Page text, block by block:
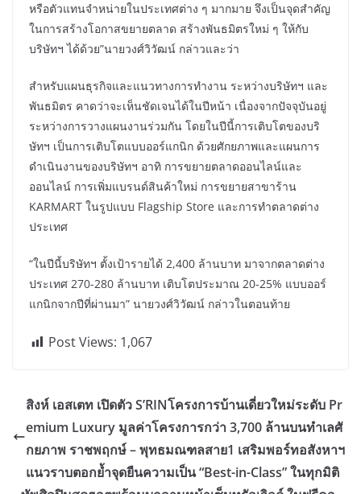
หรือตัวแทนจำหน่ายในประเทศต่าง ๆ มากมาย จึงเป็นจุดสำคัญ
ในการสร้างโอกาสขยายตลาด สร้างพันธมิตรใหม่ ๆ ให้กับ
บริษัทฯ ได้ด้วย”นายวงศ์วิวัฒน์ กล่าวและว่า
สำหรับแผนธุรกิจและแนวทางการทำงาน ระหว่างบริษัทฯ และ
พันธมิตร คาดว่าจะเห็นชัดเจนได้ในปีหน้า เนื่องจากปัจจุบันอยู่
ระหว่างการวางแผนงานร่วมกัน โดยในปีนี้การเติบโตของบริ
ษัทฯ เป็นการเติบโตแบบออร์แกนิก ด้วยศักยภาพและแผนการ
ดำเนินงานของบริษัทฯ อาทิ การขยายตลาดออนไลน์และ
ออนไลน์ การเพิ่มแบรนด์สินค้าใหม่ การขยายสาขาร้าน
KARMART ในรูปแบบ Flagship Store และการทำตลาดต่าง
ประเทศ
“ในปีนี้บริษัทฯ ตั้งเป้ารายได้ 2,400 ล้านบาท มาจากตลาดต่าง
ประเทศ 270-280 ล้านบาท เติบโตประมาณ 20-25% แบบออร์
แกนิกจากปีที่ผ่านมา” นายวงศ์วิวัฒน์ กล่าวในตอนท้าย
Post Views: 1,067
สิงห์ เอสเตท เปิดตัว S’RINโครงการบ้านเดี่ยวใหม่ระดับ Pr
emium Luxury มูลค่าโครงการกว่า 3,700 ล้านบนทำเลศั
กยภาพ ราชพฤกษ์ – พุทธมณฑลสาย1 เสริมพอร์ทอสังหาฯ
แนวราบตอกย้ำจุดยืนความเป็น “Best-in-Class” ในทุกมิติ